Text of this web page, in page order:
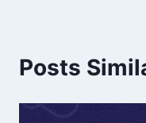
Posts